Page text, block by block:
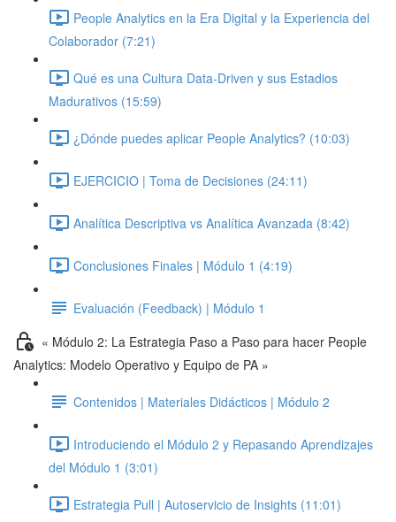
People Analytics en la Era Digital y la Experiencia del
Colaborador (7:21)
Qué es una Cultura Data-Driven y sus Estadios
Madurativos (15:59)
¿Dónde puedes aplicar People Analytics? (10:03)
EJERCICIO | Toma de Decisiones (24:11)
Analítica Descriptiva vs Analítica Avanzada (8:42)
Conclusiones Finales | Módulo 1 (4:19)
Evaluación (Feedback) | Módulo 1
« Módulo 2: La Estrategia Paso a Paso para hacer People
Analytics: Modelo Operativo y Equipo de PA »
Contenidos | Materiales Didácticos | Módulo 2
Introduciendo el Módulo 2 y Repasando Aprendizajes
del Módulo 1 (3:01)
Estrategia Pull | Autoservicio de Insights (11:01)